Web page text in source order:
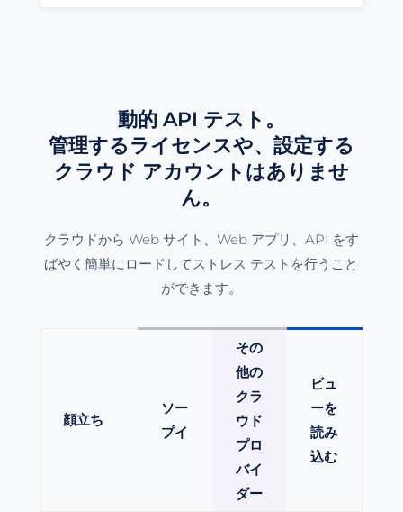
動的 API テスト。
管理するライセンスや、設定する
クラウド アカウントはありませ
ん。
クラウドから Web サイト、Web アプリ、API をす
ばやく簡単にロードしてストレス テストを行うこと
ができます。
顔立ち
ソー
プイ
その
他の
クラ
ウド
プロ
バイ
ダー
ビュ
ーを
読み
込む